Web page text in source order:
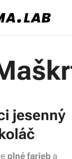
jesenný
plné farieb a